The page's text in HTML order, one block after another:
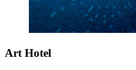
Art Hotel